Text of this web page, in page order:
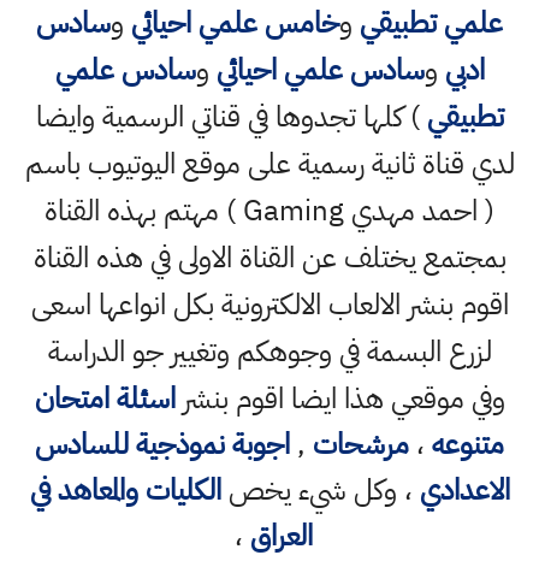
علمي تطبيقي وخامس علمي احيائي وسادس
ادبي وسادس علمي احيائي وسادس علمي
تطبيقي) كلها تجدوها في قناتي الرسمية وايضا
لدي قناة ثانية رسمية على موقع اليوتيوب باسم
( احمد مهدي Gaming ) مهتم بهذه القناة
بمجتمع يختلف عن القناة الاولى في هذه القناة
اقوم بنشر الالعاب الالكترونية بكل انواعها اسعى
لزرع البسمة في وجوهكم وتغيير جو الدراسة
وفي موقعي هذا ايضا اقوم بنشراسئلة امتحان
متنوعه،مرشحات ,اجوبة نموذجية للسادس
الاعدادي ، وكل شيء يخصالكليات والمعاهد في
العراق ،